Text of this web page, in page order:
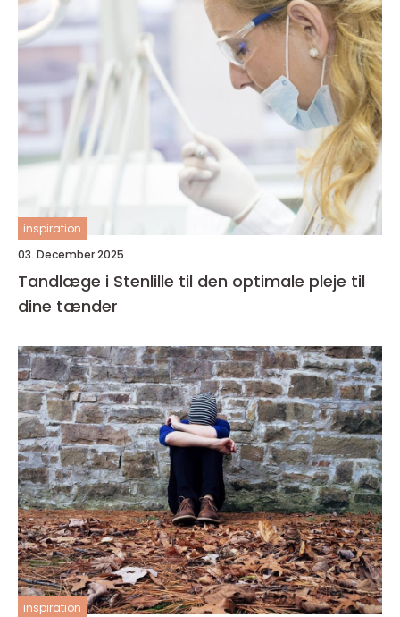
inspiration
03. December 2025
Tandlæge i Stenlille til den optimale pleje til
dine tænder
inspiration